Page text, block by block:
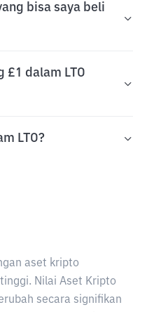
bisa saya beli
£1 dalam LTO
LTO?
aset kripto
Nilai Aset Kripto
secara signifikan